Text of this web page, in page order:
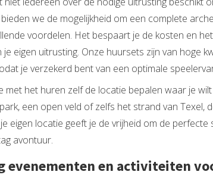
we de mogelijkheid om een complete
voordelen. Het bespaart je de kosten en
eigen uitrusting. Onze huursets zijn van hoge
je verzekerd bent van een optimale
met het huren zelf de locatie bepalen waar je
een open veld of zelfs het strand van Texel,
eigen locatie geeft je de vrijheid om de perfecte
avontuur.
evenementen en activiteiten